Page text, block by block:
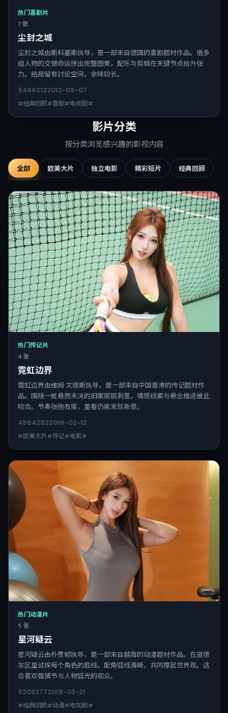
热门喜剧片
7 张
尘封之城
尘封之城由斯科塞斯执导，是一部来自德国的喜剧题材作品。借多
组人物的交错命运拼出完整图景，配乐与剪辑在关键节点抬升张
力。结局留有讨论空间，余味较长。
54662122012-05-07
#经典回顾#喜剧#电视剧#
影片分类
按分类浏览感兴趣的影视内容
全部 欧美大片 独立电影 精彩短片 经典回顾
热门传记片
4 张
霓虹边界
霓虹边界由维姆·文德斯执导，是一部来自中国香港的传记题材作
品。围绕一桩悬而未决的旧案层层剥茧，情感线索与悬念推进彼此
咬合。节奏张弛有度，重看仍能发现新意。
48642522016-02-12
#欧美大片#传记#电影#
热门动漫片
5 张
星河疑云
星河疑云由朴赞郁执导，是一部来自越南的动漫题材作品。在道德
灰区里试探每个角色的底线，配角弧线清晰，共同撑起世界观。适
合喜欢强情节与人物弧光的观众。
52032772018-03-21
#经典回顾#动漫#电视剧#